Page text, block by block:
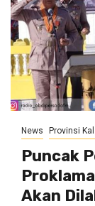
News Provinsi
Puncak
Akan